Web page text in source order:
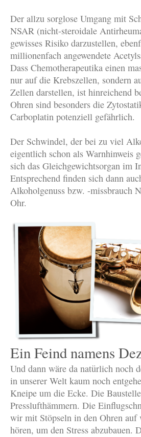
Der allzu sorglose Umgang mit
NSAR (nicht-steroidale
gewisses Risiko darzustellen,
millionenfach angewendete
Dass Chemotherapeutika einen
nur auf die Krebszellen, sondern
Zellen darstellen, ist hinreichend
Ohren sind besonders die
Carboplatin potenziell gefährlich.
Der Schwindel, der bei zu viel
eigentlich schon als Warnhinweis
sich das Gleichgewichtsorgan im
Entsprechend finden sich dann
Alkoholgenuss bzw. -missbrauch
Ohr.
Ein Feind namens
Und dann wäre da natürlich noch
in unserer Welt kaum noch
Kneipe um die Ecke. Die
Presslufthämmern. Die
wir mit Stöpseln in den Ohren auf
hören, um den Stress abzubauen.